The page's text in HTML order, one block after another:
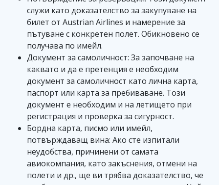
служи като доказателство за закупуване на
билет от Austrian Airlines и намерение за
пътуване с конкретен полет. Обикновено се
получава по имейл.
Документ за самоличност: За започване на
каквато и да е претенция е необходим
документ за самоличност като лична карта,
паспорт или карта за пребиваване. Този
документ е необходим и на летището при
регистрация и проверка за сигурност.
Бордна карта, писмо или имейл,
потвърждаващ вина: Ако сте изпитали
неудобства, причинени от самата
авиокомпания, като закъснения, отмени на
полети и др., ще ви трябва доказателство, че